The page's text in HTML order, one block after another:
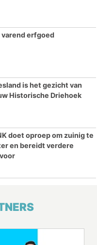
erfgoed
is het gezicht van
Historische Driehoek
doet oproep om zuinig te
en bereidt verdere